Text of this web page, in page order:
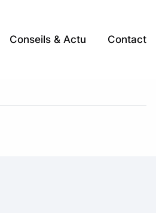
Conseils & Actu Contact